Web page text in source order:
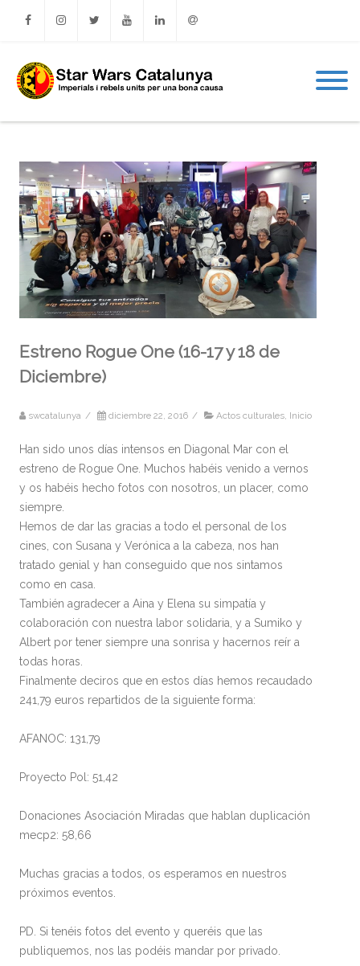
Facebook
Estreno Rogue One (16-17 y 18 de
Diciembre)
swcatalunya / diciembre 22, 2016 / Actos culturales, Inicio
Han sido unos días intensos en Diagonal Mar con el
estreno de Rogue One. Muchos habéis venido a vernos
y os habéis hecho fotos con nosotros, un placer, como
siempre.
Hemos de dar las gracias a todo el personal de los
cines, con Susana y Verónica a la cabeza, nos han
tratado genial y han conseguido que nos sintamos
como en casa.
También agradecer a Aina y Elena su simpatía y
colaboración con nuestra labor solidaria, y a Sumiko y
Albert por tener siempre una sonrisa y hacernos reír a
todas horas.
Finalmente deciros que en estos días hemos recaudado
241,79 euros repartidos de la siguiente forma:
AFANOC: 131,79
Proyecto Pol: 51,42
Donaciones Asociación Miradas que hablan duplicación
mecp2: 58,66
Muchas gracias a todos, os esperamos en nuestros
próximos eventos.
PD. Si tenéis fotos del evento y queréis que las
publiquemos, nos las podéis mandar por privado.